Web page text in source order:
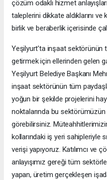
çözüm odaklı hizmet
taleplerini dikkate aldıklarını
birlik ve beraberlik içerisinde
Yeşilyurt’ta inşaat sektörünün
getirmek için ellerinden gelen
Yeşilyurt Belediye Başkanı
inşaat sektörünün tüm
yoğun bir şekilde projelerini
noktalarında bu sektörümüzün
görebilirsiniz.
kollarındaki iş yeri sahipleriyle
verişi yapıyoruz. Katılımcı ve
anlayışımız gereği tüm
yapan, üretim gerçekleşen